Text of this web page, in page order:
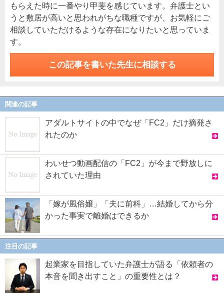
もらえた時に一番やり甲斐を感じています。弁護士とい
うと敷居が高いと思われがちな職種ですが、お気軽にご
相談していただけるような存在になりたいと思っていま
す。
この記事を書いた先生に相談する
関連の記事
アダルトサイトの中でなぜ「FC2」だけ摘発さ
れたのか
わいせつ動画配信の「FC2」が今まで野放しに
されていた理由
「嫁が風俗嬢」「夫に前科」…結婚してから分
かった事実で離婚はできるか
注目の記事
起業家を目指していた弁護士が語る「依頼者の
本音を聞き出すこと」の重要性とは？